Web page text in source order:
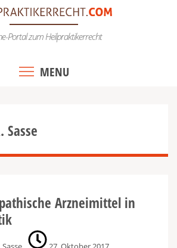
Portal zum Heilpraktikerrecht
MENU
Sasse
Arzneimittel in